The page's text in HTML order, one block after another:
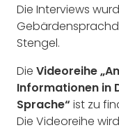
Die Interviews
Stengel.
Die Videoreihe
Informationen in
Sprache“ ist zu
Die Videoreihe